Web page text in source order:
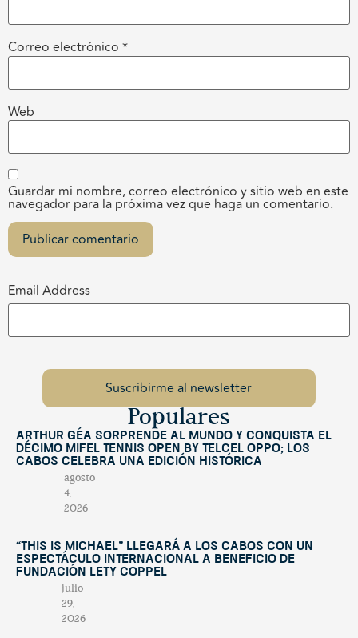
Correo electrónico *
Web
Guardar mi nombre, correo electrónico y sitio web en este
navegador para la próxima vez que haga un comentario.
Email Address
Populares
Arthur Géa sorprende al mundo y conquista el
décimo Mifel Tennis Open by Telcel OPPO; Los
Cabos celebra una edición histórica
agosto
4,
2026
“This Is Michael” llegará a Los Cabos con un
espectáculo internacional a beneficio de
Fundación Lety Coppel
julio
29,
2026